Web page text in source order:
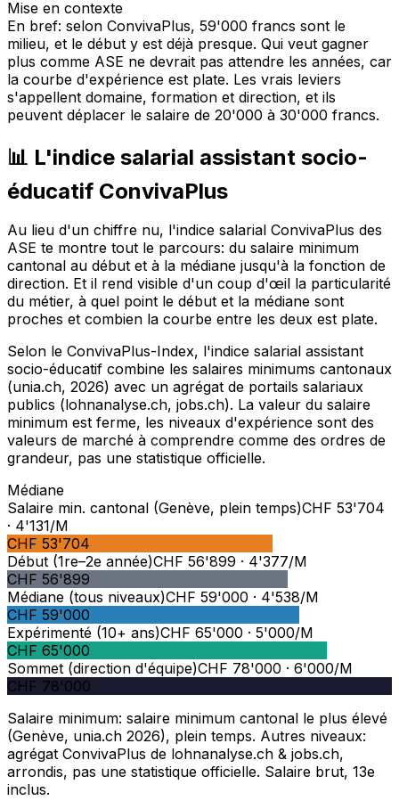
Mise en contexte
En bref: selon ConvivaPlus, 59'000 francs sont le
milieu, et le début y est déjà presque. Qui veut gagner
plus comme ASE ne devrait pas attendre les années, car
la courbe d'expérience est plate. Les vrais leviers
s'appellent domaine, formation et direction, et ils
peuvent déplacer le salaire de 20'000 à 30'000 francs.
📊 L'indice salarial assistant socio-
éducatif ConvivaPlus
Au lieu d'un chiffre nu, l'indice salarial ConvivaPlus des
ASE te montre tout le parcours: du salaire minimum
cantonal au début et à la médiane jusqu'à la fonction de
direction. Et il rend visible d'un coup d'œil la particularité
du métier, à quel point le début et la médiane sont
proches et combien la courbe entre les deux est plate.
Selon le ConvivaPlus-Index, l'indice salarial assistant
socio-éducatif combine les salaires minimums cantonaux
(unia.ch, 2026) avec un agrégat de portails salariaux
publics (lohnanalyse.ch, jobs.ch). La valeur du salaire
minimum est ferme, les niveaux d'expérience sont des
valeurs de marché à comprendre comme des ordres de
grandeur, pas une statistique officielle.
Médiane
Salaire min. cantonal (Genève, plein temps)CHF 53'704
· 4'131/M
CHF 53'704
Début (1re–2e année)CHF 56'899 · 4'377/M
CHF 56'899
Médiane (tous niveaux)CHF 59'000 · 4'538/M
CHF 59'000
Expérimenté (10+ ans)CHF 65'000 · 5'000/M
CHF 65'000
Sommet (direction d'équipe)CHF 78'000 · 6'000/M
CHF 78'000
Salaire minimum: salaire minimum cantonal le plus élevé
(Genève, unia.ch 2026), plein temps. Autres niveaux:
agrégat ConvivaPlus de lohnanalyse.ch & jobs.ch,
arrondis, pas une statistique officielle. Salaire brut, 13e
inclus.